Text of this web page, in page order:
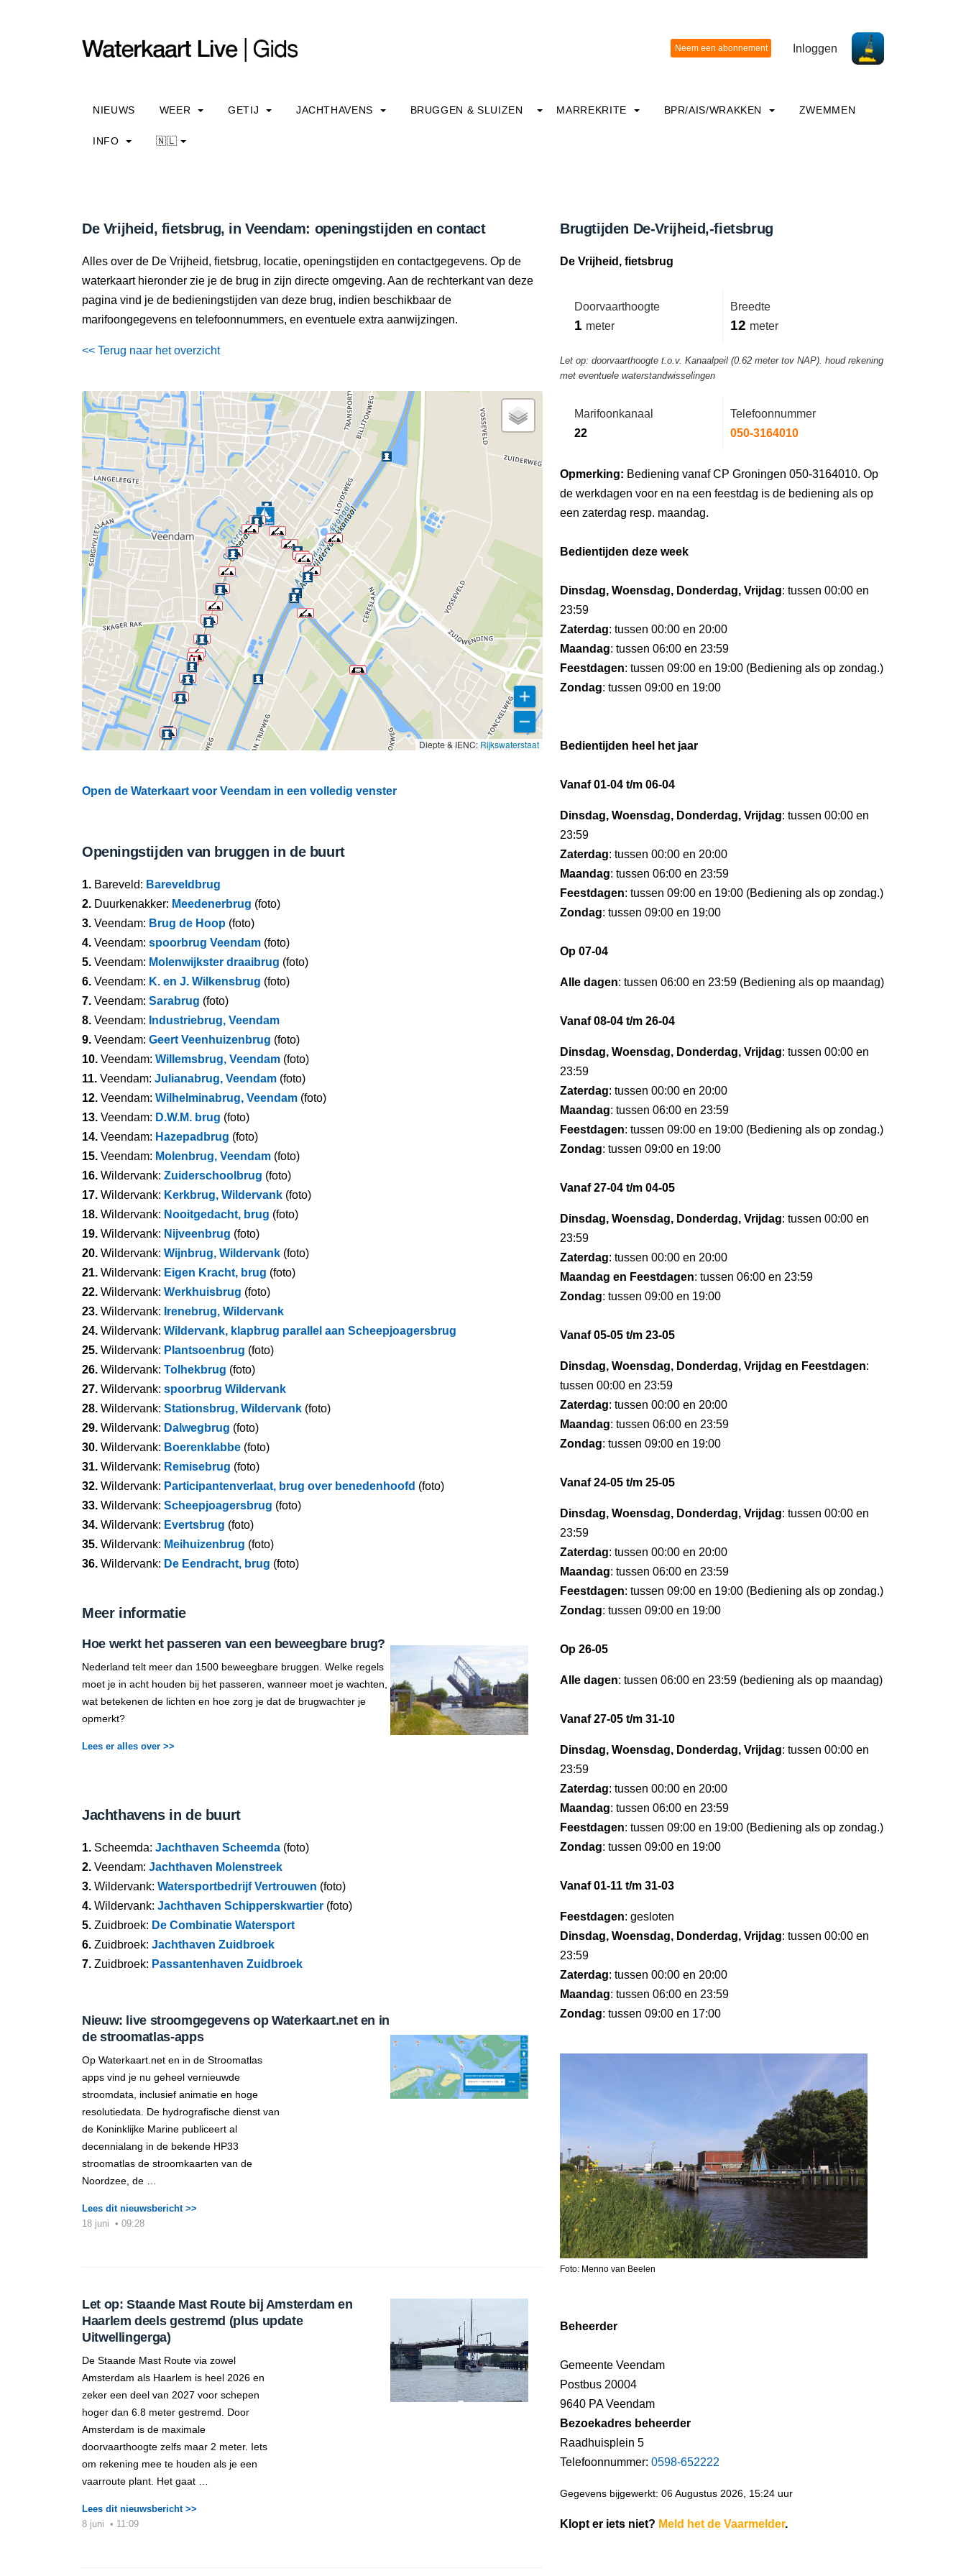
Inloggen
NIEUWS WEER GETIJ JACHTHAVENS BRUGGEN & SLUIZEN MARREKRITE BPR/AIS/WRAKKEN ZWEMMEN
INFO 🇳🇱
De Vrijheid, fietsbrug, in Veendam: openingstijden en contact
Alles over de De Vrijheid, fietsbrug, locatie, openingstijden en contactgegevens. Op de
waterkaart hieronder zie je de brug in zijn directe omgeving. Aan de rechterkant van deze
pagina vind je de bedieningstijden van deze brug, indien beschikbaar de
marifoongegevens en telefoonnummers, en eventuele extra aanwijzingen.
<< Terug naar het overzicht
Diepte & IENC:Rijkswaterstaat
Open de Waterkaart voor Veendam in een volledig venster
Openingstijden van bruggen in de buurt
1. Bareveld: Bareveldbrug
2. Duurkenakker: Meedenerbrug (foto)
3. Veendam: Brug de Hoop (foto)
4. Veendam: spoorbrug Veendam (foto)
5. Veendam: Molenwijkster draaibrug (foto)
6. Veendam: K. en J. Wilkensbrug (foto)
7. Veendam: Sarabrug (foto)
8. Veendam: Industriebrug, Veendam
9. Veendam: Geert Veenhuizenbrug (foto)
10. Veendam: Willemsbrug, Veendam (foto)
11. Veendam: Julianabrug, Veendam (foto)
12. Veendam: Wilhelminabrug, Veendam (foto)
13. Veendam: D.W.M. brug (foto)
14. Veendam: Hazepadbrug (foto)
15. Veendam: Molenbrug, Veendam (foto)
16. Wildervank: Zuiderschoolbrug (foto)
17. Wildervank: Kerkbrug, Wildervank (foto)
18. Wildervank: Nooitgedacht, brug (foto)
19. Wildervank: Nijveenbrug (foto)
20. Wildervank: Wijnbrug, Wildervank (foto)
21. Wildervank: Eigen Kracht, brug (foto)
22. Wildervank: Werkhuisbrug (foto)
23. Wildervank: Irenebrug, Wildervank
24. Wildervank: Wildervank, klapbrug parallel aan Scheepjoagersbrug
25. Wildervank: Plantsoenbrug (foto)
26. Wildervank: Tolhekbrug (foto)
27. Wildervank: spoorbrug Wildervank
28. Wildervank: Stationsbrug, Wildervank (foto)
29. Wildervank: Dalwegbrug (foto)
30. Wildervank: Boerenklabbe (foto)
31. Wildervank: Remisebrug (foto)
32. Wildervank: Participantenverlaat, brug over benedenhoofd (foto)
33. Wildervank: Scheepjoagersbrug (foto)
34. Wildervank: Evertsbrug (foto)
35. Wildervank: Meihuizenbrug (foto)
36. Wildervank: De Eendracht, brug (foto)
Meer informatie
Hoe werkt het passeren van een beweegbare brug?
Nederland telt meer dan 1500 beweegbare bruggen. Welke regels
moet je in acht houden bij het passeren, wanneer moet je wachten,
wat betekenen de lichten en hoe zorg je dat de brugwachter je
opmerkt?
Lees er alles over >>
Jachthavens in de buurt
1. Scheemda: Jachthaven Scheemda (foto)
2. Veendam: Jachthaven Molenstreek
3. Wildervank: Watersportbedrijf Vertrouwen (foto)
4. Wildervank: Jachthaven Schipperskwartier (foto)
5. Zuidbroek: De Combinatie Watersport
6. Zuidbroek: Jachthaven Zuidbroek
7. Zuidbroek: Passantenhaven Zuidbroek
Nieuw: live stroomgegevens op Waterkaart.net en in
de stroomatlas-apps
Op Waterkaart.net en in de Stroomatlas
apps vind je nu geheel vernieuwde
stroomdata, inclusief animatie en hoge
resolutiedata. De hydrografische dienst van
de Koninklijke Marine publiceert al
decennialang in de bekende HP33
stroomatlas de stroomkaarten van de
Noordzee, de …
Lees dit nieuwsbericht >>
18 juni • 09:28
Let op: Staande Mast Route bij Amsterdam en
Haarlem deels gestremd (plus update
Uitwellingerga)
De Staande Mast Route via zowel
Amsterdam als Haarlem is heel 2026 en
zeker een deel van 2027 voor schepen
hoger dan 6.8 meter gestremd. Door
Amsterdam is de maximale
doorvaarthoogte zelfs maar 2 meter. Iets
om rekening mee te houden als je een
vaarroute plant. Het gaat …
Lees dit nieuwsbericht >>
8 juni • 11:09
Brugtijden De-Vrijheid,-fietsbrug
De Vrijheid, fietsbrug
Doorvaarthoogte
1 meter
Breedte
12 meter
Let op: doorvaarthoogte t.o.v. Kanaalpeil (0.62 meter tov NAP). houd rekening
met eventuele waterstandwisselingen
Marifoonkanaal
22
Telefoonnummer
050-3164010
Opmerking: Bediening vanaf CP Groningen 050-3164010. Op
de werkdagen voor en na een feestdag is de bediening als op
een zaterdag resp. maandag.
Bedientijden deze week
Dinsdag, Woensdag, Donderdag, Vrijdag: tussen 00:00 en
23:59
Zaterdag: tussen 00:00 en 20:00
Maandag: tussen 06:00 en 23:59
Feestdagen: tussen 09:00 en 19:00 (Bediening als op zondag.)
Zondag: tussen 09:00 en 19:00
Bedientijden heel het jaar
Vanaf 01-04 t/m 06-04
Dinsdag, Woensdag, Donderdag, Vrijdag: tussen 00:00 en
23:59
Zaterdag: tussen 00:00 en 20:00
Maandag: tussen 06:00 en 23:59
Feestdagen: tussen 09:00 en 19:00 (Bediening als op zondag.)
Zondag: tussen 09:00 en 19:00
Op 07-04
Alle dagen: tussen 06:00 en 23:59 (Bediening als op maandag)
Vanaf 08-04 t/m 26-04
Dinsdag, Woensdag, Donderdag, Vrijdag: tussen 00:00 en
23:59
Zaterdag: tussen 00:00 en 20:00
Maandag: tussen 06:00 en 23:59
Feestdagen: tussen 09:00 en 19:00 (Bediening als op zondag.)
Zondag: tussen 09:00 en 19:00
Vanaf 27-04 t/m 04-05
Dinsdag, Woensdag, Donderdag, Vrijdag: tussen 00:00 en
23:59
Zaterdag: tussen 00:00 en 20:00
Maandag en Feestdagen: tussen 06:00 en 23:59
Zondag: tussen 09:00 en 19:00
Vanaf 05-05 t/m 23-05
Dinsdag, Woensdag, Donderdag, Vrijdag en Feestdagen:
tussen 00:00 en 23:59
Zaterdag: tussen 00:00 en 20:00
Maandag: tussen 06:00 en 23:59
Zondag: tussen 09:00 en 19:00
Vanaf 24-05 t/m 25-05
Dinsdag, Woensdag, Donderdag, Vrijdag: tussen 00:00 en
23:59
Zaterdag: tussen 00:00 en 20:00
Maandag: tussen 06:00 en 23:59
Feestdagen: tussen 09:00 en 19:00 (Bediening als op zondag.)
Zondag: tussen 09:00 en 19:00
Op 26-05
Alle dagen: tussen 06:00 en 23:59 (bediening als op maandag)
Vanaf 27-05 t/m 31-10
Dinsdag, Woensdag, Donderdag, Vrijdag: tussen 00:00 en
23:59
Zaterdag: tussen 00:00 en 20:00
Maandag: tussen 06:00 en 23:59
Feestdagen: tussen 09:00 en 19:00 (Bediening als op zondag.)
Zondag: tussen 09:00 en 19:00
Vanaf 01-11 t/m 31-03
Feestdagen: gesloten
Dinsdag, Woensdag, Donderdag, Vrijdag: tussen 00:00 en
23:59
Zaterdag: tussen 00:00 en 20:00
Maandag: tussen 06:00 en 23:59
Zondag: tussen 09:00 en 17:00
Foto: Menno van Beelen
Beheerder
Gemeente Veendam
Postbus 20004
9640 PA Veendam
Bezoekadres beheerder
Raadhuisplein 5
Telefoonnummer: 0598-652222
Gegevens bijgewerkt: 06 Augustus 2026, 15:24 uur
Klopt er iets niet? Meld het de Vaarmelder.